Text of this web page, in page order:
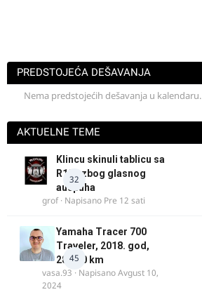
PREDSTOJEĆA DEŠAVANJA
Nema predstojećih dešavanja u kalendaru.
AKTUELNE TEME
32
Klincu skinuli tablicu sa
R125 zbog glasnog
auspuha
grof· Napisano Pre 12 sati
45
Yamaha Tracer 700
Traveler, 2018. god,
28.100 km
vasa.93 · NapisanoAvgust 10,
2024